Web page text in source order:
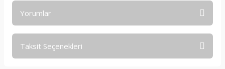
Yorumlar
Taksit Seçenekleri